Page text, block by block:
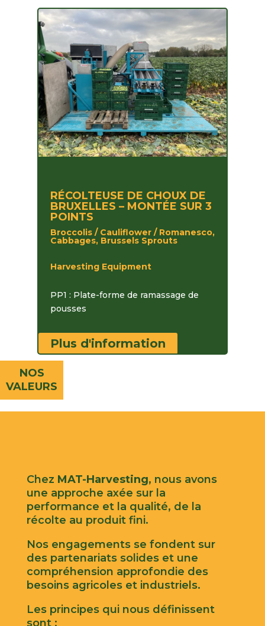
RÉCOLTEUSE DE CHOUX DE
BRUXELLES – MONTÉE SUR 3
POINTS
Broccolis / Cauliflower / Romanesco,
Cabbages, Brussels Sprouts
Harvesting Equipment
PP1 : Plate-forme de ramassage de
pousses
Plus d'information
NOS
VALEURS
Chez MAT-Harvesting, nous avons
une approche axée sur la
performance et la qualité, de la
récolte au produit fini.
Nos engagements se fondent sur
des partenariats solides et une
compréhension approfondie des
besoins agricoles et industriels.
Les principes qui nous définissent
sont :